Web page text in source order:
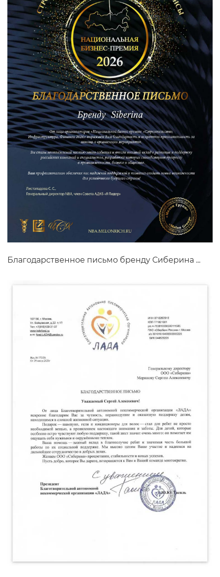
Благодарственное письмо бренду Сиберина ...